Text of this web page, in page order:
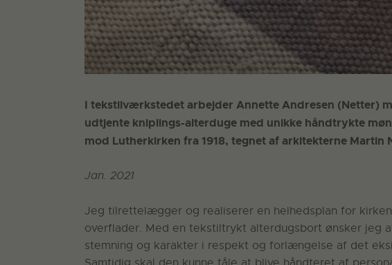
I tekstilværkstedet arbejder Annette Andresen (Netter)
udtjente kniplings-alterduge med unikke håndtrykte
mod Lutherkirken fra 1918, tegnet af arkitekterne Martin
Jan. 2021
Jeg tilrettelægger og realiserer en helhedsplan for
overflader. Med en tekstiltrykt alterdugsbort ønsker jeg
stemning og karakter i respekt og forlængelse af det